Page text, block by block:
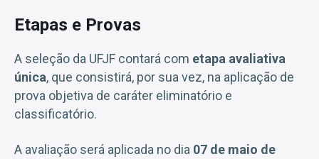
Etapas e Provas
A seleção da UFJF contará com etapa avaliativa
única, que consistirá, por sua vez, na aplicação de
prova objetiva de caráter eliminatório e
classificatório.
A avaliação será aplicada no dia 07 de maio de